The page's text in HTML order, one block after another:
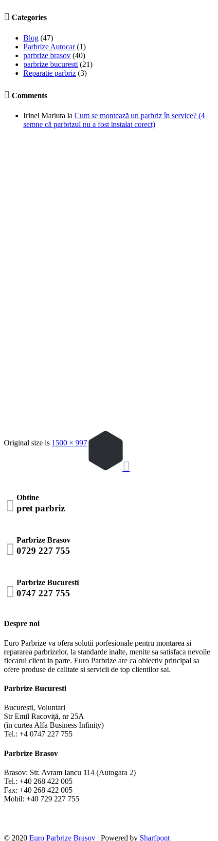
 Categories
Blog (47)
Parbrize Autocar(1)
parbrize brasov (40)
parbrize bucuresti (21)
Reparatie parbriz (3)
 Comments
Irinel Mariuta la Cum se montează un parbriz în service? (4
semne că parbrizul nu a fost instalat corect)
Original size is 1500 × 997pixels

 Obtine
pret parbriz

Parbrize Brasov
0729 227 755

Parbrize Bucuresti
0747 227 755
Despre noi
Euro Parbrize va ofera solutii porfesionale pentru montarea si
repararea parbrizelor, la standarde inalte, menite sa satisfaca nevoile
fiecarui client in parte. Euro Parbrize are ca obiectiv principal sa
ofere produse de calitate si servicii de top clientilor sai.
Parbrize Bucuresti
București, Voluntari
Str Emil Racoviță, nr 25A
(în curtea Alfa Business Infinity)
Tel.: +4 0747 227 755
Parbrize Brasov
Brasov: Str. Avram Iancu 114 (Autogara 2)
Tel.: +40 268 422 005
Fax: +40 268 422 005
Mobil: +40 729 227 755
© 2020 Euro Parbrize Brasov | Powered by Sharfpont